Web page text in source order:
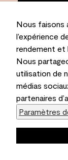
Nous faisons
l’expérience
rendement et
Nous
utilisation de
médias
partenaires
Paramètres